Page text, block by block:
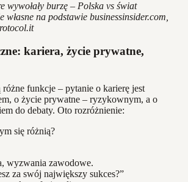
wywołały burzę – Polska vs świat
na podstawie businessinsider.com,
kariera, życie prywatne,
różne funkcje – pytanie o karierę jest
o życie prywatne – ryzykownym, a o
do debaty. Oto rozróżnienie:
się różnią?
wyzwania zawodowe.
za swój największy sukces?”